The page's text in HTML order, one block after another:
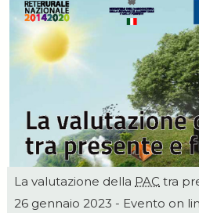
La valutazione della PAC tra
26 gennaio 2023 - Evento on